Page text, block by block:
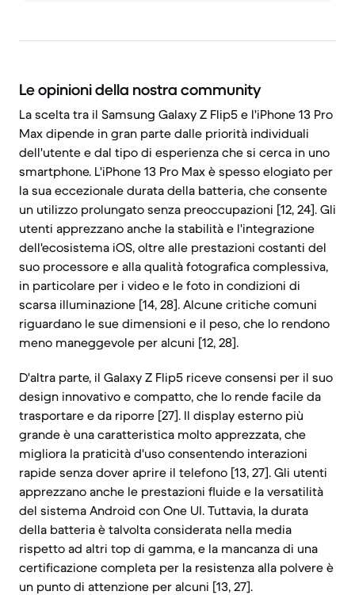
Le opinioni della nostra community
La scelta tra il Samsung Galaxy Z Flip5 e l'iPhone 13 Pro
Max dipende in gran parte dalle priorità individuali
dell'utente e dal tipo di esperienza che si cerca in uno
smartphone. L'iPhone 13 Pro Max è spesso elogiato per
la sua eccezionale durata della batteria, che consente
un utilizzo prolungato senza preoccupazioni [12, 24]. Gli
utenti apprezzano anche la stabilità e l'integrazione
dell'ecosistema iOS, oltre alle prestazioni costanti del
suo processore e alla qualità fotografica complessiva,
in particolare per i video e le foto in condizioni di
scarsa illuminazione [14, 28]. Alcune critiche comuni
riguardano le sue dimensioni e il peso, che lo rendono
meno maneggevole per alcuni [12, 28].
D'altra parte, il Galaxy Z Flip5 riceve consensi per il suo
design innovativo e compatto, che lo rende facile da
trasportare e da riporre [27]. Il display esterno più
grande è una caratteristica molto apprezzata, che
migliora la praticità d'uso consentendo interazioni
rapide senza dover aprire il telefono [13, 27]. Gli utenti
apprezzano anche le prestazioni fluide e la versatilità
del sistema Android con One UI. Tuttavia, la durata
della batteria è talvolta considerata nella media
rispetto ad altri top di gamma, e la mancanza di una
certificazione completa per la resistenza alla polvere è
un punto di attenzione per alcuni [13, 27].